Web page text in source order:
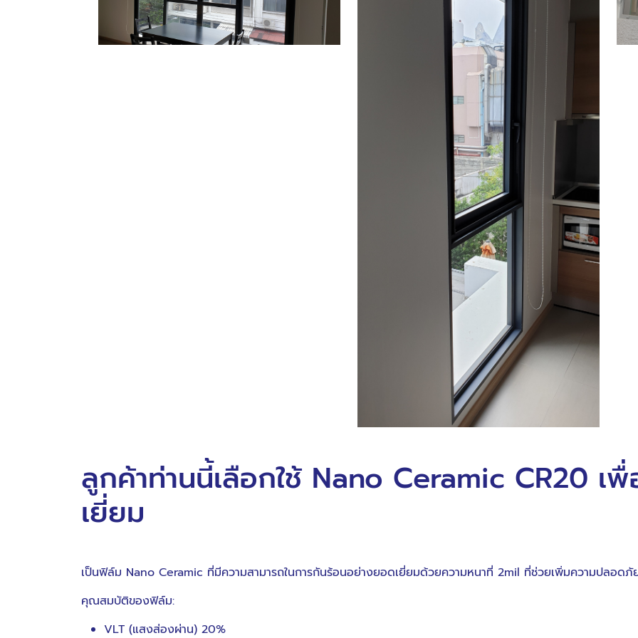
ลูกค้าท่านนี้เลือกใช้ Nano Ceramic CR20 เ
เยี่ยม
เป็นฟิล์ม Nano Ceramic ที่มีความสามารถในการกันร้อนอย่างยอดเยี่ยมด้วยความหนาที่ 2mil ที่ช่วยเพิ่มความปลอดภั
คุณสมบัติของฟิล์ม:
VLT (แสงส่องผ่าน) 20%